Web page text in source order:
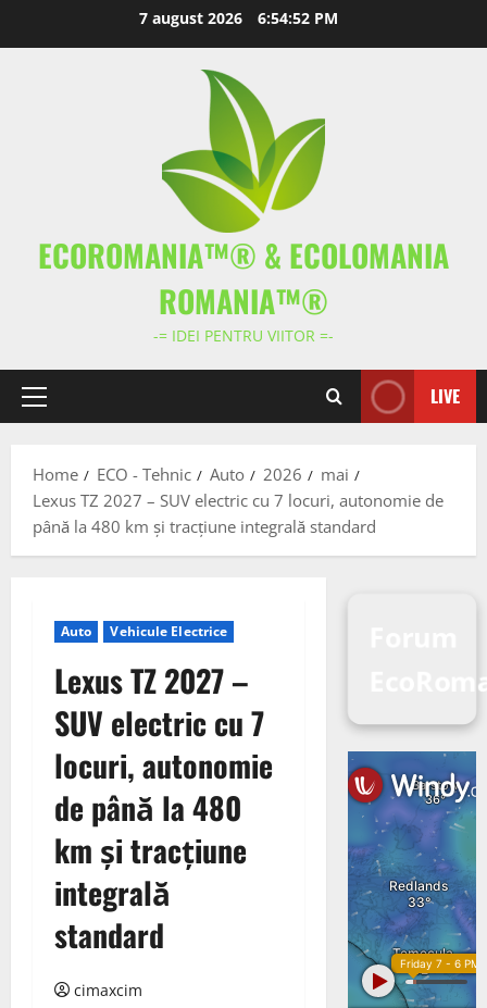
7 august 2026 6:54:53 PM
ECOROMANIA™® & ECOLOMANIA
ROMANIA™®
-= IDEI PENTRU VIITOR =-
Primary
LIVE
Home ECO - Tehnic Auto 2026
mai
Lexus TZ 2027 – SUV electric cu 7 locuri, autonomie de
până la 480 km și tracțiune integrală standard
Auto Vehicule Electrice
Lexus TZ 2027 –
SUV electric cu 7
locuri, autonomie
de până la 480
km și tracțiune
integrală
standard
cimaxcim